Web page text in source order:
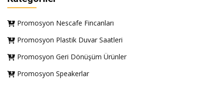
Promosyon Nescafe Fincanları
Promosyon Plastik Duvar Saatleri
Promosyon Geri Dönüşüm Ürünler
Promosyon Speakerlar